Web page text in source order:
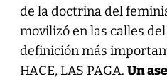
de la doctrina del
movilizó en las calles del
definición más
HACE, LAS PAGA. Un